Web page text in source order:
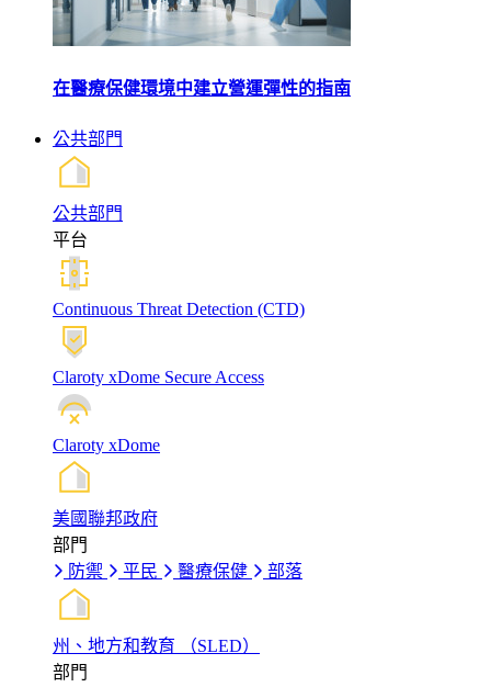
在醫療保健環境中建立營運彈性的指南
公共部門
公共部門
平台
Continuous Threat Detection (CTD)
Claroty xDome Secure Access
Claroty xDome
美國聯邦政府
部門
防禦
平民 醫療保健 部落
州、地方和教育 （SLED）
部門